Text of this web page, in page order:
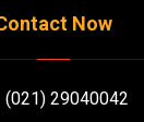
Now
(021) 29040042